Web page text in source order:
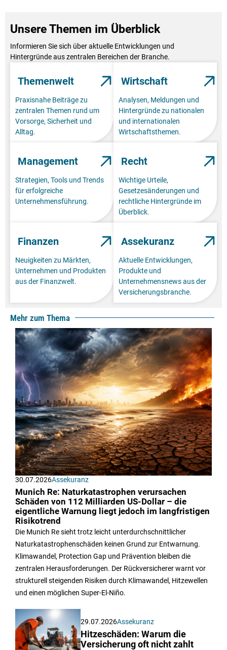
Unsere Themen im Überblick
Informieren Sie sich über aktuelle Entwicklungen und
Hintergründe aus zentralen Bereichen der Branche.
Themenwelt
Praxisnahe Beiträge zu
zentralen Themen rund um
Vorsorge, Sicherheit und
Alltag.
Wirtschaft
Analysen, Meldungen und
Hintergründe zu nationalen
und internationalen
Wirtschaftsthemen.
Management
Strategien, Tools und Trends
für erfolgreiche
Unternehmensführung.
Recht
Wichtige Urteile,
Gesetzesänderungen und
rechtliche Hintergründe im
Überblick.
Finanzen
Neuigkeiten zu Märkten,
Unternehmen und Produkten
aus der Finanzwelt.
Assekuranz
Aktuelle Entwicklungen,
Produkte und
Unternehmensnews aus der
Versicherungsbranche.
Mehr zum Thema
30.07.2026Assekuranz
Munich Re: Naturkatastrophen verursachen
Schäden von 112 Milliarden US-Dollar – die
eigentliche Warnung liegt jedoch im langfristigen
Risikotrend
Die Munich Re sieht trotz leicht unterdurchschnittlicher
Naturkatastrophenschäden keinen Grund zur Entwarnung.
Klimawandel, Protection Gap und Prävention bleiben die
zentralen Herausforderungen. Der Rückversicherer warnt vor
strukturell steigenden Risiken durch Klimawandel, Hitzewellen
und einen möglichen Super-El-Niño.
29.07.2026Assekuranz
Hitzeschäden: Warum die
Versicherung oft nicht zahlt